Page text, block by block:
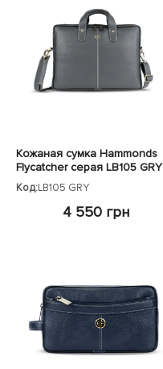
Кожаная сумка Hammonds
Flycatcher серая LB105 GRY
Код:LB105 GRY
4 550 грн